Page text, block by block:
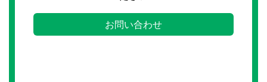
お問い合わせ